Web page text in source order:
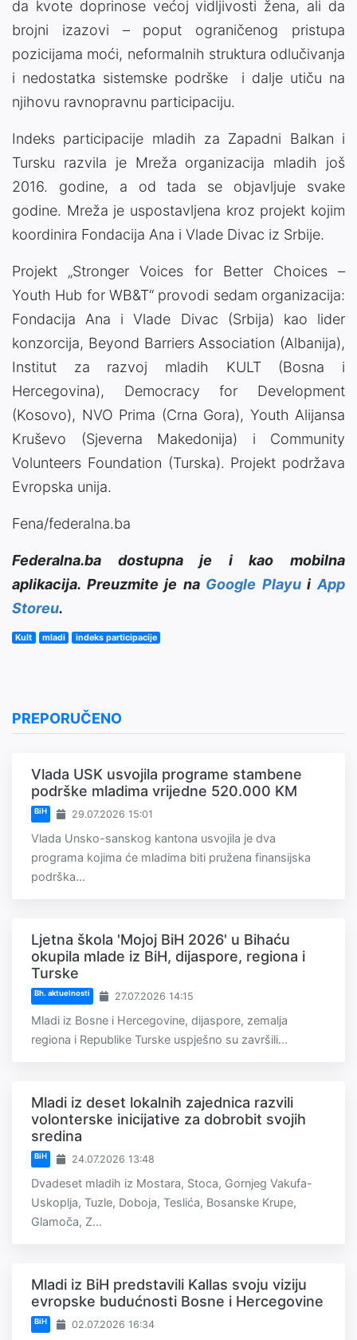
da kvote doprinose većoj vidljivosti žena, ali da
brojni izazovi – poput ograničenog pristupa
pozicijama moći, neformalnih struktura odlučivanja
i nedostatka sistemske podrške i dalje utiču na
njihovu ravnopravnu participaciju.
Indeks participacije mladih za Zapadni Balkan i
Tursku razvila je Mreža organizacija mladih još
2016. godine, a od tada se objavljuje svake
godine. Mreža je uspostavljena kroz projekt kojim
koordinira Fondacija Ana i Vlade Divac iz Srbije.
Projekt „Stronger Voices for Better Choices –
Youth Hub for WB&T“ provodi sedam organizacija:
Fondacija Ana i Vlade Divac (Srbija) kao lider
konzorcija, Beyond Barriers Association (Albanija),
Institut za razvoj mladih KULT (Bosna i
Hercegovina), Democracy for Development
(Kosovo), NVO Prima (Crna Gora), Youth Alijansa
Kruševo (Sjeverna Makedonija) i Community
Volunteers Foundation (Turska). Projekt podržava
Evropska unija.
Fena/federalna.ba
Federalna.ba dostupna je i kao mobilna
aplikacija. Preuzmite je na Google PlayuiApp
Storeu.
Kult mladi indeks participacije
PREPORUČENO
Vlada USK usvojila programe stambene
podrške mladima vrijedne 520.000 KM
BiH 29.07.2026 15:01
Vlada Unsko-sanskog kantona usvojila je dva
programa kojima će mladima biti pružena finansijska
podrška...
Ljetna škola 'Mojoj BiH 2026' u Bihaću
okupila mlade iz BiH, dijaspore, regiona i
Turske
Bh. aktuelnosti 27.07.2026 14:15
Mladi iz Bosne i Hercegovine, dijaspore, zemalja
regiona i Republike Turske uspješno su završili...
Mladi iz deset lokalnih zajednica razvili
volonterske inicijative za dobrobit svojih
sredina
BiH 24.07.2026 13:48
Dvadeset mladih iz Mostara, Stoca, Gornjeg Vakufa-
Uskoplja, Tuzle, Doboja, Teslića, Bosanske Krupe,
Glamoča, Z...
Mladi iz BiH predstavili Kallas svoju viziju
evropske budućnosti Bosne i Hercegovine
BiH 02.07.2026 16:34